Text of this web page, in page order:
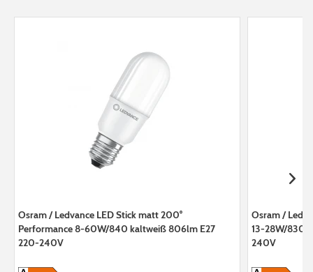
Osram / Ledvance LED Stick matt 200°
Performance 8-60W/840 kaltweiß 806lm E27
220-240V
Osram /
13-28W/830
240V